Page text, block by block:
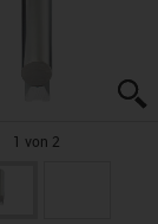
1 von 2